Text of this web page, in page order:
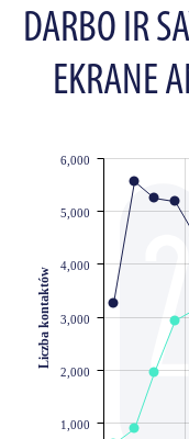
DARBO IR
EKRANE
1,000
2,000
3,000
4,000
5,000
6,000
Liczba kontaktów
JS chart by